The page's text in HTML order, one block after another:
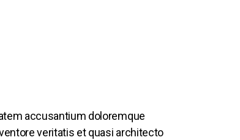
accusantium doloremque
veritatis et quasi architecto